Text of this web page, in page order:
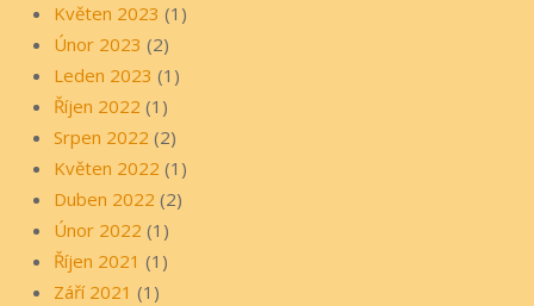
Květen 2023 (1)
Únor 2023 (2)
Leden 2023 (1)
Říjen 2022 (1)
Srpen 2022 (2)
Květen 2022 (1)
Duben 2022 (2)
Únor 2022 (1)
Říjen 2021 (1)
Září 2021 (1)